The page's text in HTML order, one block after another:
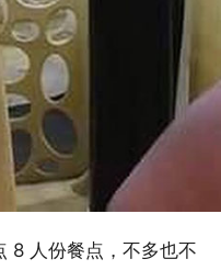
8 人份餐点，不多也不